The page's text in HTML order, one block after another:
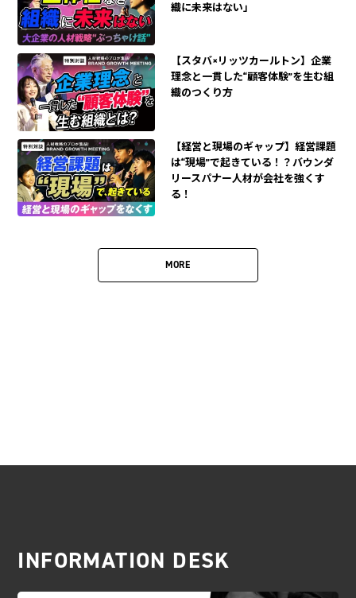
織に未来はない」
【スタバ×リッツカールトン】企業
理念と一貫した“顧客体験”を生む組
織のつくり方
【経営と現場のギャップ】経営課題
は“現場”で起きている！？バウンダ
リースパナー人材が会社を強くす
る！
MORE
INFORMATION DESK